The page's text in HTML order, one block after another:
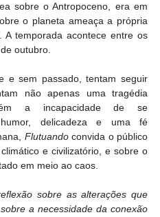
sobre o Antropoceno, era em
o planeta ameaça a própria
A temporada acontece entre os
outubro.
e sem passado, tentam seguir
não apenas uma tragédia
a incapacidade de se
humor, delicadeza e uma fé
Flutuando convida o público
e civilizatório, e sobre o
em meio ao caos.
sobre as alterações que
a necessidade da conexão